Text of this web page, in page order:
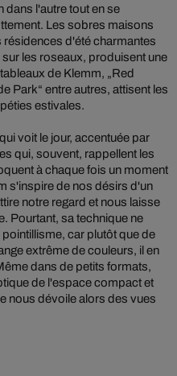
dans l'autre tout en se
Les sobres maisons
d'été charmantes
les roseaux, produisent une
de Klemm, „Red
Park“ entre autres, attisent les
estivales.
voit le jour, accentuée par
qui, souvent, rappellent les
à chaque fois un moment
s'inspire de nos désirs d'un
notre regard et nous laisse
Pourtant, sa technique ne
car plutôt que de
extrême de couleurs, il en
dans de petits formats,
de l'espace compact et
nous dévoile alors des vues